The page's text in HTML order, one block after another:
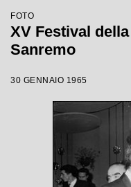
FOTO
XV Festival
Sanremo
30 GENNAIO 1965